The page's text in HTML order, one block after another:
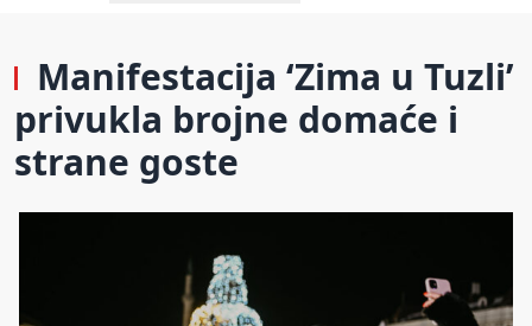
Manifestacija ‘Zima u Tuzli’
privukla brojne domaće i
strane goste